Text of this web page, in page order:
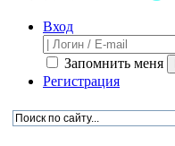
Вход
Запомнить меня
Регистрация